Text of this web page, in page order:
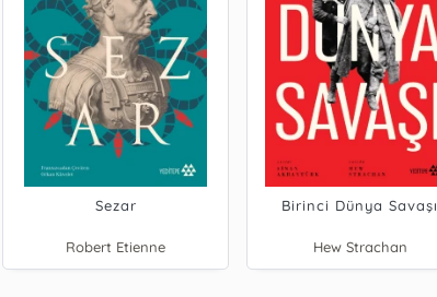
Sezar
Robert Etienne
Birinci Dünya Savaşı
Hew Strachan